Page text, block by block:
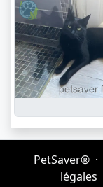
PetSaver® ·
légales